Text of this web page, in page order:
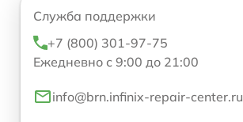
Служба поддержки
+7 (800) 301-97-75
Ежедневно с 9:00 до 21:00
info@brn.infinix-repair-center.ru